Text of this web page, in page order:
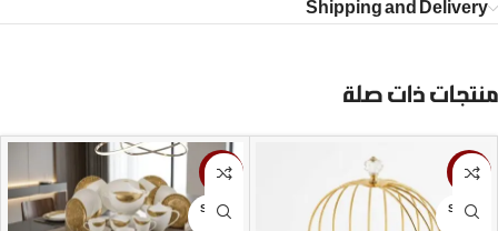
Shipping and Delivery
منتجات ذات صلة
-25%
SOLD
-5%
SOLD